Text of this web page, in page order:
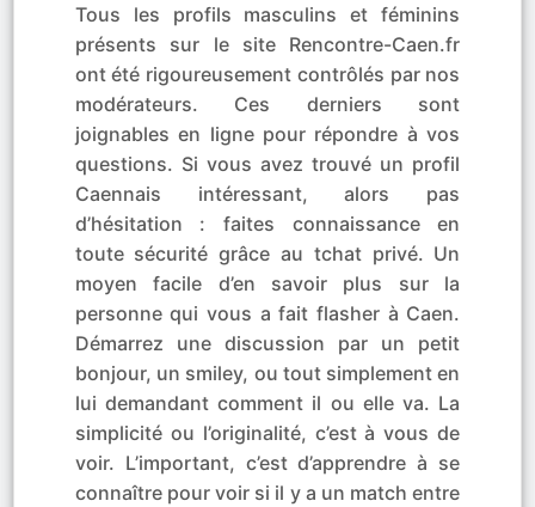
Tous les profils masculins et féminins
présents sur le site Rencontre-Caen.fr
ont été rigoureusement contrôlés par nos
modérateurs. Ces derniers sont
joignables en ligne pour répondre à vos
questions. Si vous avez trouvé un profil
Caennais intéressant, alors pas
d’hésitation : faites connaissance en
toute sécurité grâce au tchat privé. Un
moyen facile d’en savoir plus sur la
personne qui vous a fait flasher à Caen.
Démarrez une discussion par un petit
bonjour, un smiley, ou tout simplement en
lui demandant comment il ou elle va. La
simplicité ou l’originalité, c’est à vous de
voir. L’important, c’est d’apprendre à se
connaître pour voir si il y a un match entre